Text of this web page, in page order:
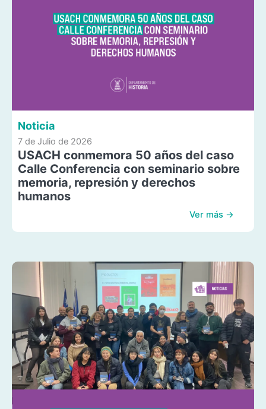
Noticia
7 de Julio de 2026
USACH conmemora 50 años del caso
Calle Conferencia con seminario sobre
memoria, represión y derechos
humanos
Ver más →